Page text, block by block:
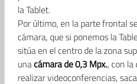
la Tablet.
Por último, en la parte frontal
cámara, que si ponemos la
sitúa en el centro de la zona
unacámara de 0,3 Mpx., con la
realizar videoconferencias,